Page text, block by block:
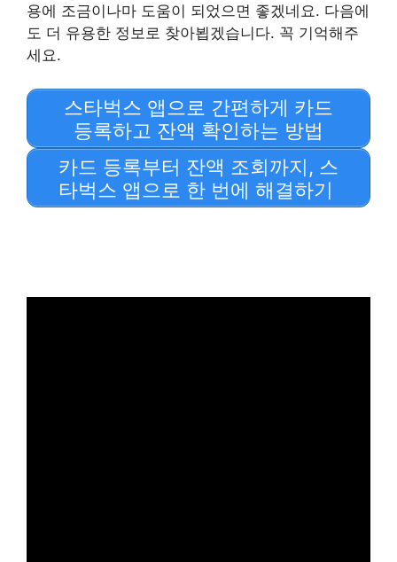
용에 조금이나마 도움이 되었으면 좋겠네요. 다음에
도 더 유용한 정보로 찾아뵙겠습니다. 꼭 기억해주
세요.
스타벅스 앱으로 간편하게 카드
등록하고 잔액 확인하는 방법
카드 등록부터 잔액 조회까지, 스
타벅스 앱으로 한 번에 해결하기